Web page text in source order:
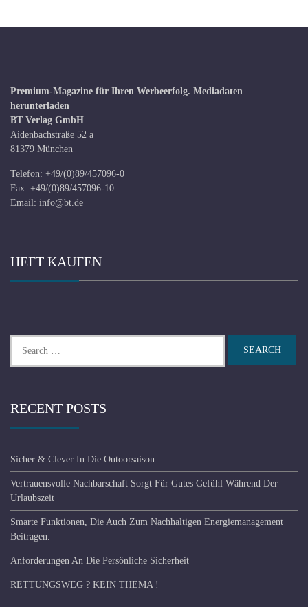
Premium-Magazine für Ihren Werbeerfolg. Mediadaten
herunterladen
BT Verlag GmbH
Aidenbachstraße 52 a
81379 München
Telefon: +49/(0)89/457096-0
Fax: +49/(0)89/457096-10
Email: info@bt.de
HEFT KAUFEN
for:
RECENT POSTS
Sicher & Clever In Die Outoorsaison
Vertrauensvolle Nachbarschaft Sorgt Für Gutes Gefühl Während Der
Urlaubszeit
Smarte Funktionen, Die Auch Zum Nachhaltigen Energiemanagement
Beitragen.
Anforderungen An Die Persönliche Sicherheit
RETTUNGSWEG ? KEIN THEMA !